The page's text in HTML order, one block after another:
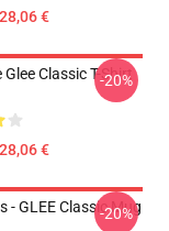
€
Classic T-Shirt
€
-20%
- GLEE Classic Mug
-20%